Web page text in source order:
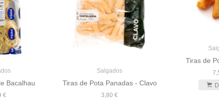
Bacalhau
€
Salgados
Tiras de Pota Panadas - Clavo
3,80 €
Tiras de